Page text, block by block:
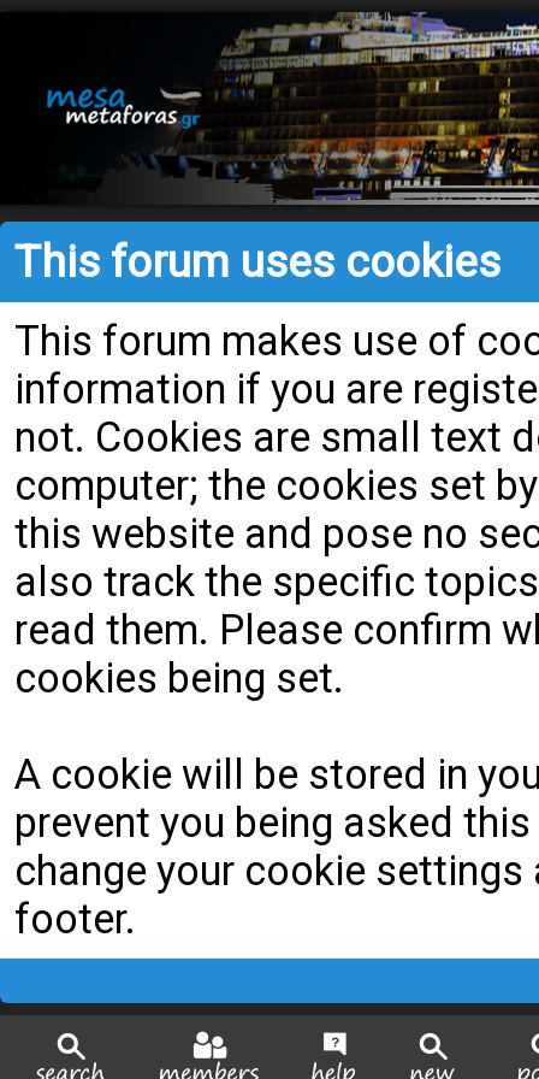
This forum uses cookies
This forum makes use of
information if you are
not. Cookies are small text
computer; the cookies set
this website and pose no
also track the specific
read them. Please confirm
cookies being set.
A cookie will be stored in
prevent you being asked
change your cookie
footer.